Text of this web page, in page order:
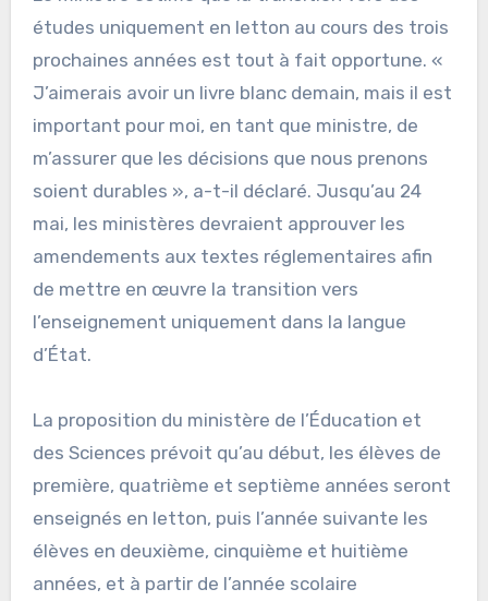
études uniquement en letton au cours des trois
prochaines années est tout à fait opportune. «
J’aimerais avoir un livre blanc demain, mais il est
important pour moi, en tant que ministre, de
m’assurer que les décisions que nous prenons
soient durables », a-t-il déclaré. Jusqu’au 24
mai, les ministères devraient approuver les
amendements aux textes réglementaires afin
de mettre en œuvre la transition vers
l’enseignement uniquement dans la langue
d’État.
La proposition du ministère de l’Éducation et
des Sciences prévoit qu’au début, les élèves de
première, quatrième et septième années seront
enseignés en letton, puis l’année suivante les
élèves en deuxième, cinquième et huitième
années, et à partir de l’année scolaire